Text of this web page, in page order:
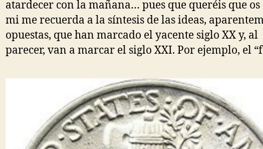
atardecer con la mañana… pues que queréis que os
mi me recuerda a la síntesis de las ideas,
opuestas, que han marcado el yacente siglo XX y, al
parecer, van a marcar el siglo XXI. Por ejemplo, el